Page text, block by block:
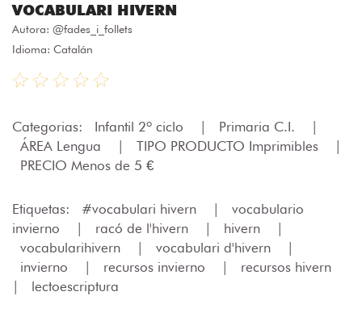
VOCABULARI HIVERN
Autora: @fades_i_follets
Idioma: Catalán
Categorias: Infantil 2º ciclo Primaria C.I.
ÁREA Lengua
TIPO PRODUCTO Imprimibles
PRECIO Menos de 5 €
Etiquetas: #vocabulari hivern
vocabulario
invierno
racó de l'hivern hivern
vocabularihivern
vocabulari d'hivern
invierno
recursos invierno
recursos hivern
lectoescriptura